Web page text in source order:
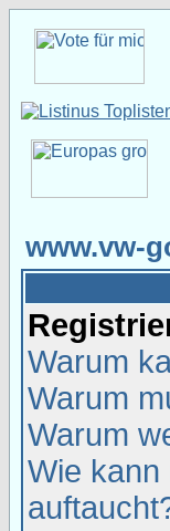
www.vw-
Warum
Warum
Warum
Wie kann